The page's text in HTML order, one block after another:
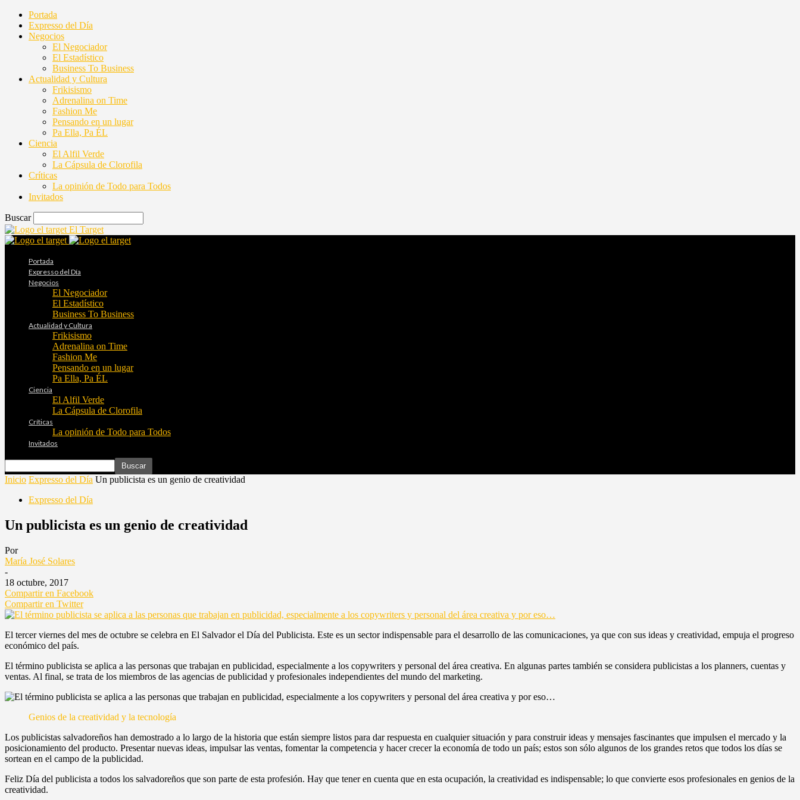
Portada
Expresso del Día
Negocios
El Negociador
El Estadístico
Business To Business
Actualidad y Cultura
Frikisismo
Adrenalina on Time
Fashion Me
Pensando en un lugar
Pa Ella, Pa ÉL
Ciencia
El Alfil Verde
La Cápsula de Clorofila
Críticas
La opinión de Todo para Todos
Invitados
Buscar
El Target
Portada
Expresso del Día
Negocios
El Negociador
El Estadístico
Business To Business
Actualidad y Cultura
Frikisismo
Adrenalina on Time
Fashion Me
Pensando en un lugar
Pa Ella, Pa ÉL
Ciencia
El Alfil Verde
La Cápsula de Clorofila
Críticas
La opinión de Todo para Todos
Invitados
Inicio Expresso del Día Un publicista es un genio de creatividad
Expresso del Día
Un publicista es un genio de creatividad
Por
María José Solares
-
18 octubre, 2017
Compartir en Facebook
Compartir en Twitter
El tercer viernes del mes de octubre se celebra en El Salvador el Día del Publicista. Este es un sector indispensable para el desarrollo de las comunicaciones, ya que con sus ideas y creatividad, empuja el progreso
económico del país.
El término publicista se aplica a las personas que trabajan en publicidad, especialmente a los copywriters y personal del área creativa. En algunas partes también se considera publicistas a los planners, cuentas y
ventas. Al final, se trata de los miembros de las agencias de publicidad y profesionales independientes del mundo del marketing.
Genios de la creatividad y la tecnología
Los publicistas salvadoreños han demostrado a lo largo de la historia que están siempre listos para dar respuesta en cualquier situación y para construir ideas y mensajes fascinantes que impulsen el mercado y la
posicionamiento del producto. Presentar nuevas ideas, impulsar las ventas, fomentar la competencia y hacer crecer la economía de todo un país; estos son sólo algunos de los grandes retos que todos los días se
sortean en el campo de la publicidad.
Feliz Día del publicista a todos los salvadoreños que son parte de esta profesión. Hay que tener en cuenta que en esta ocupación, la creatividad es indispensable; lo que convierte esos profesionales en genios de la
creatividad.